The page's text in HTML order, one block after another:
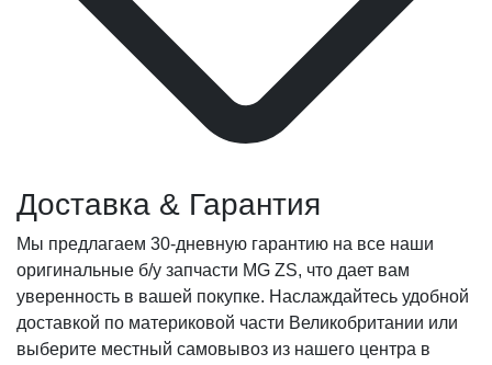
Доставка & Гарантия
Мы предлагаем 30-дневную гарантию на все наши
оригинальные б/у запчасти MG ZS, что дает вам
уверенность в вашей покупке. Наслаждайтесь удобной
доставкой по материковой части Великобритании или
выберите местный самовывоз из нашего центра в